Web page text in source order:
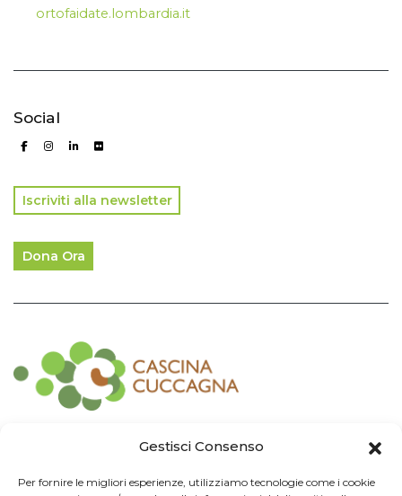
Gestisci Consenso
Per fornire le migliori esperienze, utilizziamo tecnologie come i cookie
ortofaidate.lombardia.it
Social
Iscriviti alla newsletter
Dona Ora
Impresa Sociale